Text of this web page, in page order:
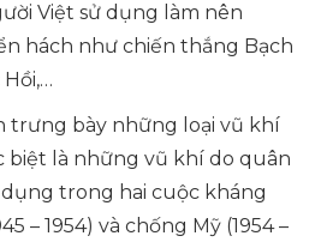
Việt sử dụng làm nên
hách như chiến thắng Bạch
trưng bày những loại vũ khí
biệt là những vũ khí do quân
dụng trong hai cuộc kháng
– 1954) và chống Mỹ (1954 –